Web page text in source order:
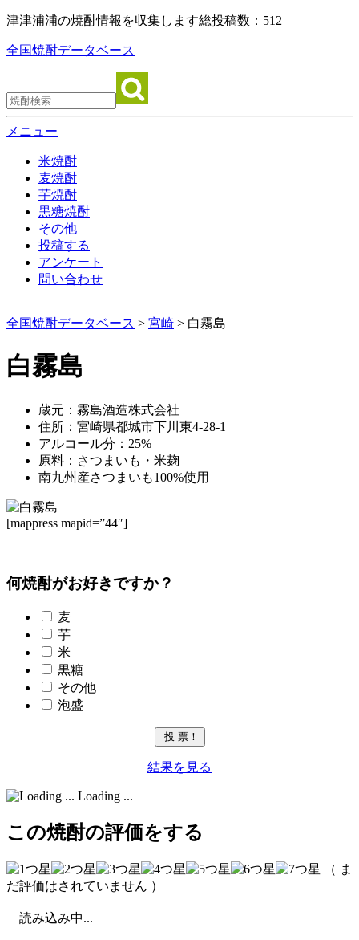
津津浦浦の焼酎情報を収集します総投稿数：512
全国焼酎データベース
メニュー
米焼酎
麦焼酎
芋焼酎
黒糖焼酎
その他
投稿する
アンケート
問い合わせ
全国焼酎データベース > 宮崎 > 白霧島
白霧島
蔵元：霧島酒造株式会社
住所：宮崎県都城市下川東4-28-1
アルコール分：25%
原料：さつまいも・米麹
南九州産さつまいも100%使用
[mappress mapid=”44″]
何焼酎がお好きですか？
麦
芋
米
黒糖
その他
泡盛
結果を見る
Loading ...
この焼酎の評価をする
（ ま
だ評価はされていません ）
読み込み中...